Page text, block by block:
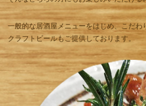
一般的な居酒屋メニューをはじめ、こだ
クラフトビールもご提供しております。